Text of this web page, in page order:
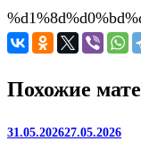
Похожие
31.05.202627.05.2026